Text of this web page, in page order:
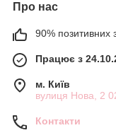
Про нас
90% позитивних з
Працює з
м. Київ
вулиця Нова, 2
Контакти